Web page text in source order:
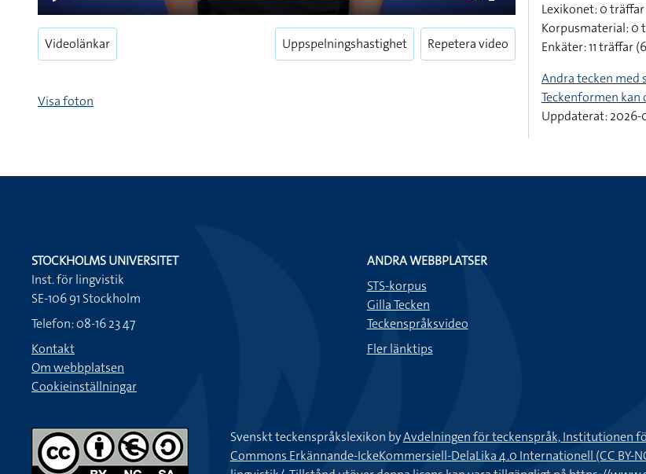
Play
Enter
fullscreen
Videolänkar Uppspelningshastighet Repetera video
Visa foton
Lexikonet: 0 träffar
Korpusmaterial: 0
Enkäter: 11 träffar
Andra tecken med
Teckenformen kan
Uppdaterat: 2026-
STOCKHOLMS UNIVERSITET
Inst. för lingvistik
SE-106 91 Stockholm
Telefon: 08-16 23 47
Kontakt
Om webbplatsen
Cookieinställningar
ANDRA WEBBPLATSER
STS-korpus
Gilla Tecken
Teckenspråksvideo
Fler länktips
Svenskt teckenspråkslexikon byAvdelningen för teckenspråk, Institutionen
Commons Erkännande-IckeKommersiell-DelaLika 4.0 Internationell (CC BY-